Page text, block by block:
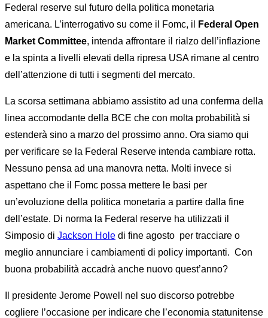
Federal reserve sul futuro della politica monetaria
americana. L’interrogativo su come il Fomc, il
Federal Open
Market Committee, intenda affrontare il rialzo dell’inflazione
e la spinta a livelli elevati della ripresa USA rimane al centro
dell’attenzione di tutti i segmenti del mercato.
La scorsa settimana abbiamo assistito ad una conferma della
linea accomodante della BCE che con molta probabilità si
estenderà sino a marzo del prossimo anno. Ora siamo qui
per verificare se la Federal Reserve intenda cambiare rotta.
Nessuno pensa ad una manovra netta. Molti invece si
aspettano che il Fomc possa mettere le basi per
un’evoluzione della politica monetaria a partire dalla fine
dell’estate. Di norma la Federal reserve ha utilizzati il
Simposio di Jackson Hole di fine agosto per tracciare o
meglio annunciare i cambiamenti di policy importanti. Con
buona probabilità accadrà anche nuovo quest’anno?
Il presidente Jerome Powell nel suo discorso potrebbe
cogliere l’occasione per indicare che l’economia statunitense